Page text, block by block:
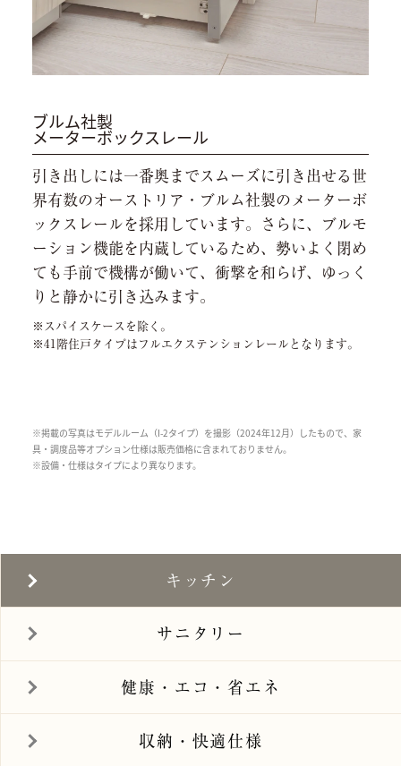
ブルム社製
メーターボックスレール
引き出しには一番奥までスムーズに引き出せる世
界有数のオーストリア・ブルム社製のメーターボ
ックスレールを採用しています。さらに、ブルモ
ーション機能を内蔵しているため、勢いよく閉め
ても手前で機構が働いて、衝撃を和らげ、ゆっく
りと静かに引き込みます。
※スパイスケースを除く。
※41階住戸タイプはフルエクステンションレールとなります。
※掲載の写真はモデルルーム（I-2タイプ）を撮影（2024年12月）したもので、家
具・調度品等オプション仕様は販売価格に含まれておりません。
※設備・仕様はタイプにより異なります。
キッチン
サニタリー
健康・エコ・省エネ
収納・快適仕様